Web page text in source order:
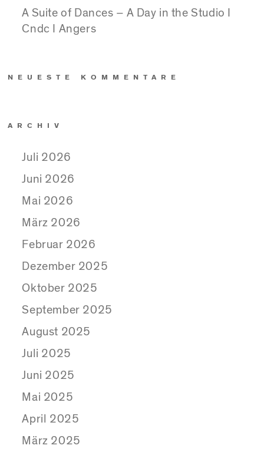
A Suite of Dances – A Day in the Studio I
Cndc I Angers
NEUESTE KOMMENTARE
ARCHIV
Juli 2026
Juni 2026
Mai 2026
März 2026
Februar 2026
Dezember 2025
Oktober 2025
September 2025
August 2025
Juli 2025
Juni 2025
Mai 2025
April 2025
März 2025